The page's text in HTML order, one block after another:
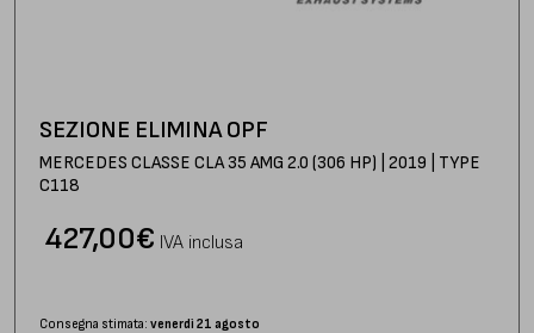
SEZIONE ELIMINA OPF
MERCEDES CLASSE CLA 35 AMG 2.0 (306 HP) | 2019 | TYPE
C118
€
427,00 IVA inclusa
Consegna stimata: venerdì 21 agosto